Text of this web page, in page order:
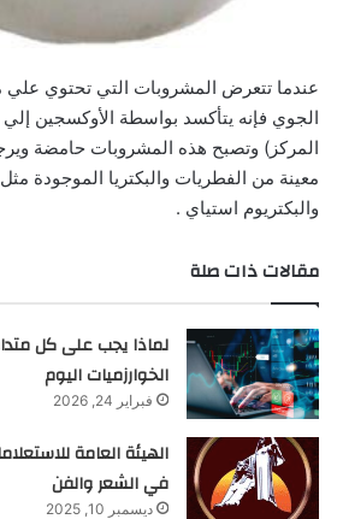
عندما تتعرض المشروبات التي تحتوي علي
الجوي فإنه يتأكسد بواسطة الأوكسجين
المركز) وتصبح هذه المشروبات حامضة
معينة من الفطريات والبكتريا الموجودة
والبكتريوم استياي .
مقالات ذات صلة
لماذا يجب على كل
الخوارزميات اليوم
فبراير 24, 2026
الهيئة العامة
في الشعر والفن
ديسمبر 10, 2025